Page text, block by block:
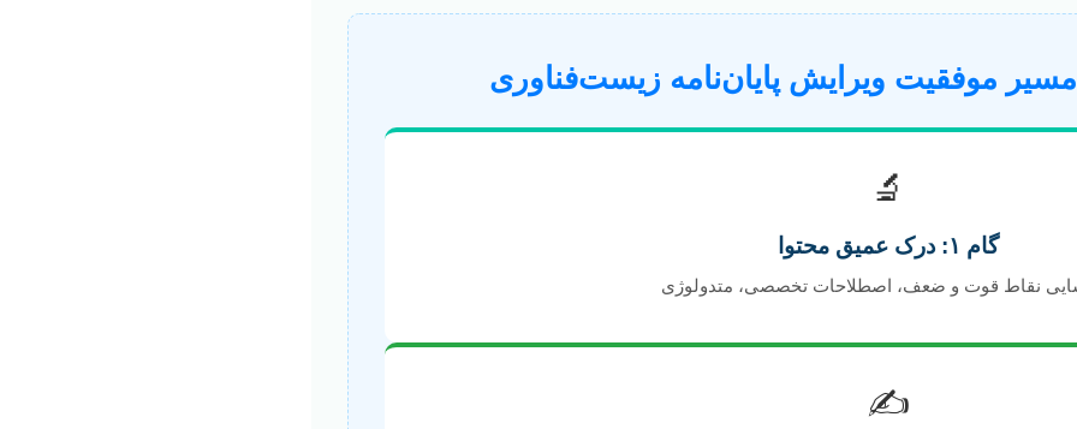
موفقیت ویرایش پایان‌نامه زیست‌فناوری
🔬
گام ۱: درک عمیق محتوا
نقاط قوت و ضعف، اصطلاحات تخصصی، متدولوژی
✍️